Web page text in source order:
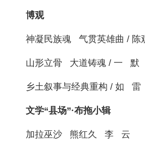
博观
神凝民族魂 气贯英雄曲 / 陈
山形立骨 大道铸魂 / 一 默
乡土叙事与经典重构 / 如 雷
文学“县场”·布拖小辑
加拉巫沙 熊红久 李 云